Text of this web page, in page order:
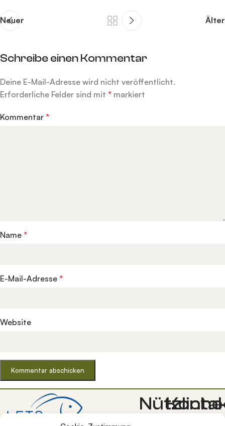
Neuer Älter
Schreibe einen Kommentar
Deine E-Mail-Adresse wird nicht veröffentlicht.
Erforderliche Felder sind mit * markiert
Kommentar *
Name *
E-Mail-Adresse *
Website
Alternative:
Nützliche